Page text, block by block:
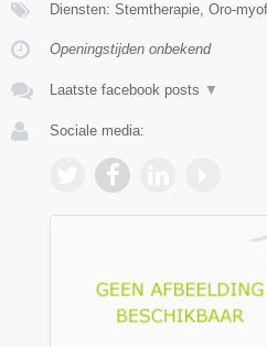
Diensten: Stemtherapie, Oro-
Openingstijden onbekend
Laatste facebook posts ▼
Sociale media: